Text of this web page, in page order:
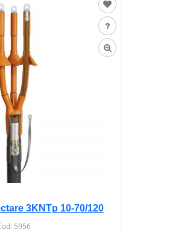
3KNTp 10-70/120
5956